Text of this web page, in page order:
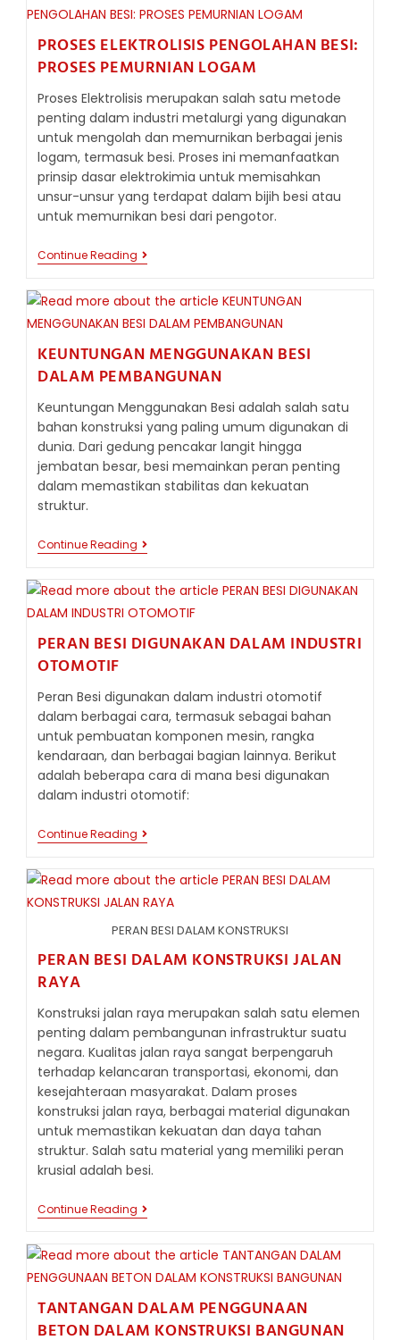
BESI
PROSES ELEKTROLISIS PENGOLAHAN BESI:
PROSES PEMURNIAN LOGAM
Proses Elektrolisis merupakan salah satu metode
penting dalam industri metalurgi yang digunakan
untuk mengolah dan memurnikan berbagai jenis
logam, termasuk besi. Proses ini memanfaatkan
prinsip dasar elektrokimia untuk memisahkan
unsur-unsur yang terdapat dalam bijih besi atau
untuk memurnikan besi dari pengotor.
Continue Reading PROSES
ELEKTROLISIS
BESI:
PEMURNIAN
KEUNTUNGAN MENGGUNAKAN BESI
DALAM PEMBANGUNAN
Keuntungan Menggunakan Besi adalah salah satu
bahan konstruksi yang paling umum digunakan di
dunia. Dari gedung pencakar langit hingga
jembatan besar, besi memainkan peran penting
dalam memastikan stabilitas dan kekuatan
struktur.
Continue Reading KEUNTUNGAN
MENGGUNAKAN
DALAM
PERAN BESI DIGUNAKAN DALAM INDUSTRI
OTOMOTIF
Peran Besi digunakan dalam industri otomotif
dalam berbagai cara, termasuk sebagai bahan
untuk pembuatan komponen mesin, rangka
kendaraan, dan berbagai bagian lainnya. Berikut
adalah beberapa cara di mana besi digunakan
dalam industri otomotif:
Continue Reading PERAN
BESI
DALAM
OTOMOTIF
PERAN BESI DALAM KONSTRUKSI
PERAN BESI DALAM KONSTRUKSI JALAN
RAYA
Konstruksi jalan raya merupakan salah satu elemen
penting dalam pembangunan infrastruktur suatu
negara. Kualitas jalan raya sangat berpengaruh
terhadap kelancaran transportasi, ekonomi, dan
kesejahteraan masyarakat. Dalam proses
konstruksi jalan raya, berbagai material digunakan
untuk memastikan kekuatan dan daya tahan
struktur. Salah satu material yang memiliki peran
krusial adalah besi.
Continue Reading PERAN
BESI
KONSTRUKSI
RAYA
TANTANGAN DALAM PENGGUNAAN
BETON DALAM KONSTRUKSI BANGUNAN